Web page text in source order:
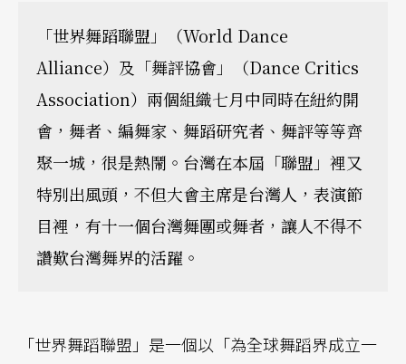
「世界舞蹈聯盟」（World Dance
Alliance）及「舞評協會」（Dance Critics
Association）兩個組織七月中同時在紐約開
會，舞者、編舞家、舞蹈研究者、舞評等等齊
聚一城，很是熱鬧。台灣在本屆「聯盟」裡又
特別出風頭，不但大會主席是台灣人，表演節
目裡，有十一個台灣舞團或舞者，讓人不得不
讚歎台灣舞界的活躍。
「世界舞蹈聯盟」是一個以「為全球舞蹈界成立一